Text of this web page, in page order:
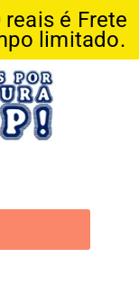
é Frete
limitado.